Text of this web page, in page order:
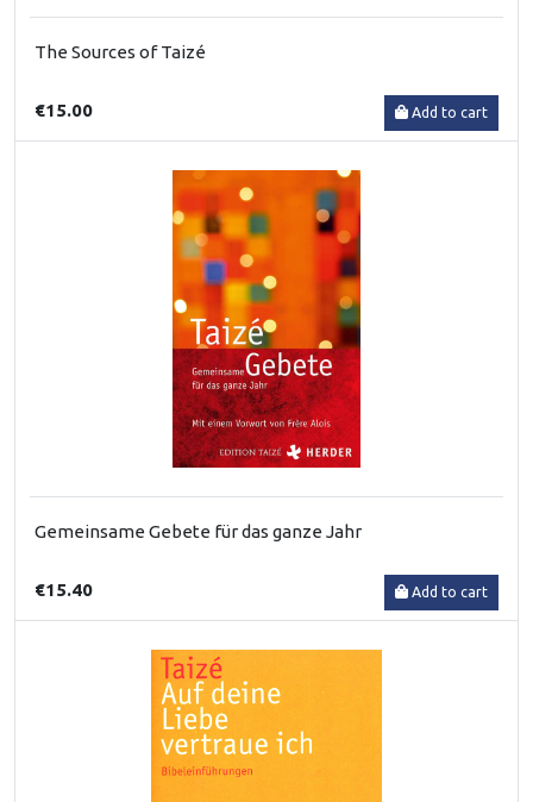
The Sources of Taizé
€15.00 Add to cart
Gemeinsame Gebete für das ganze Jahr
€15.40 Add to cart